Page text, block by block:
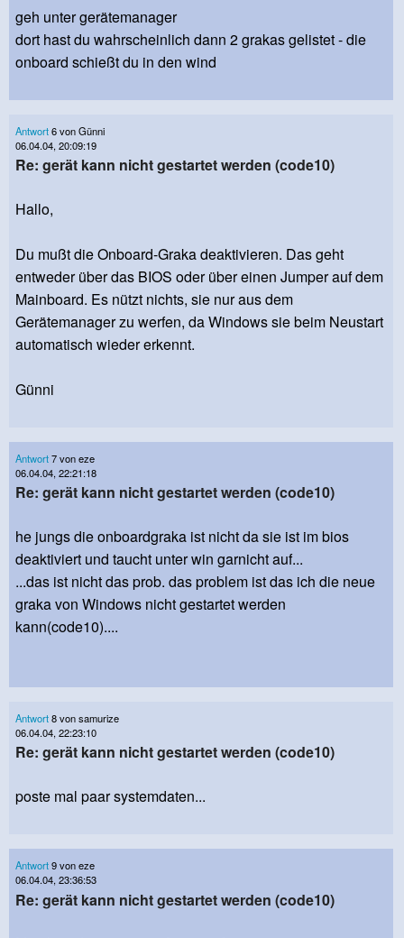
geh unter gerätemanager
dort hast du wahrscheinlich dann 2 grakas gelistet - die
onboard schießt du in den wind
Antwort6 von Günni
06.04.04, 20:09:19
Re: gerät kann nicht gestartet werden (code10)
Hallo,
Du mußt die Onboard-Graka deaktivieren. Das geht
entweder über das BIOS oder über einen Jumper auf dem
Mainboard. Es nützt nichts, sie nur aus dem
Gerätemanager zu werfen, da Windows sie beim Neustart
automatisch wieder erkennt.
Günni
Antwort7 von eze
06.04.04, 22:21:18
Re: gerät kann nicht gestartet werden (code10)
he jungs die onboardgraka ist nicht da sie ist im bios
deaktiviert und taucht unter win garnicht auf...
...das ist nicht das prob. das problem ist das ich die neue
graka von Windows nicht gestartet werden
kann(code10)....
Antwort8 von samurize
06.04.04, 22:23:10
Re: gerät kann nicht gestartet werden (code10)
poste mal paar systemdaten...
Antwort9 von eze
06.04.04, 23:36:53
Re: gerät kann nicht gestartet werden (code10)